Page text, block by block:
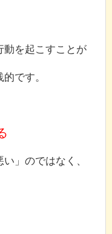
動を起こすことが
です。
」のではなく、